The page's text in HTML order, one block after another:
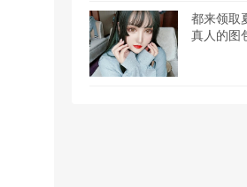
都来领取
真人的图